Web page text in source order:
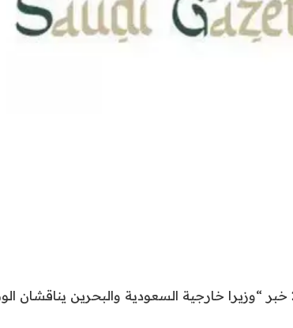
نقدم لكم في اشراق العالم 24 خبر “وزيرا خارجية السعودية والبحرين